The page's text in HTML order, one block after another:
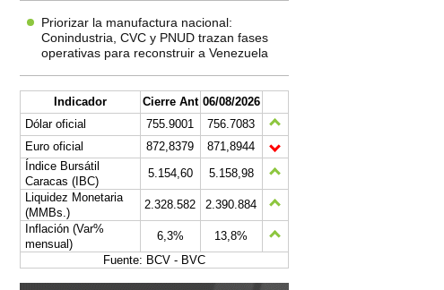
Priorizar la manufactura nacional:
Conindustria, CVC y PNUD trazan fases
operativas para reconstruir a Venezuela
Indicador Cierre Ant 06/08/2026
Dólar oficial
755.9001
756.7083
Euro oficial
872,8379
871,8944
Índice Bursátil
Caracas (IBC)
5.154,60
5.158,98
Liquidez Monetaria
(MMBs.)
2.328.582
2.390.884
Inflación (Var%
mensual)
6,3%
13,8%
Fuente: BCV - BVC